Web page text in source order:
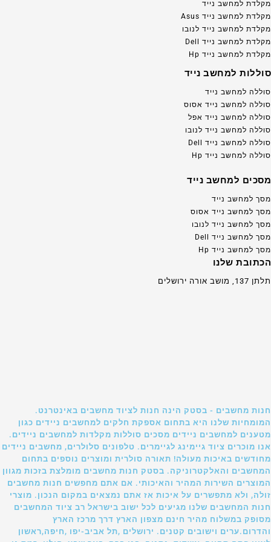
מקלדת למחשב נייד
מקלדת למחשב נייד Asus
מקלדת למחשב נייד לנובו
מקלדת למחשב נייד Dell
מקלדת למחשב נייד Hp
סוללות למחשב נייד
סוללה למחשב נייד
סוללה למחשב נייד אסוס
סוללה למחשב נייד אפל
סוללה למחשב נייד לנובו
סוללה למחשב נייד Dell
סוללה למחשב נייד Hp
מסכים למחשב נייד
מסך למחשב נייד
מסך למחשב נייד אסוס
מסך למחשב נייד לנובו
מסך למחשב נייד Dell
מסך למחשב נייד Hp
הכתובת שלנו
תלתן 137, מושב אורה ירושלים
חנות מחשבים - בסטק הינה חנות לציוד מחשבים באינטרנט.
המומחיות שלנו היא בתחום אספקת חלקים למחשבים ניידים כגון
מטענים למחשבים ניידים מסכים סוללות מקלדות למחשבים ניידים.
אנו מוכרים ציוד גיימינג לגיימרים. טלפונים סלולרים, מחשבים ניידים
מחודשים באיכות מעולה! תאורה סולרית ומוצרים נוספים בתחום
המחשבים והאלקטרוניקה. בסטק חנות מחשבים מומלצת בזכות מגוון
המוצרים השירות המהיר והאיכותי. אם אתם מחפשים חנות מחשבים
זולה, ולא מתפשרים על איכות אז אתם נמצאים במקום הנכון. מוצרי
חנות המחשבים שלנו מגיעים לכל ישוב בישראל רב ציוד המחשבים
מסופק במשלוח מהיר חינם מצפון הארץ דרך מרכז הארץ
והדרום.ערים וישובים קטנים. ירושלים ,תל אביב-יפו ,חיפה,ראשון